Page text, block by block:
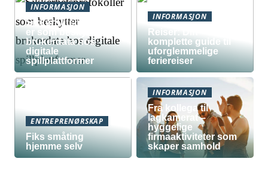
INFORMASJON
Sikkerhetsprotokoll
er som beskytter
brukerdata hos
digitale
spillplattformer
INFORMASJON
Reiser: Din
komplette guide til
uforglemmelige
feriereiser
ENTREPRENØRSKAP
Fiks småting
hjemme selv
INFORMASJON
Fra kollega til
lagkamerat –
hyggelige
firmaaktiviteter som
skaper samhold